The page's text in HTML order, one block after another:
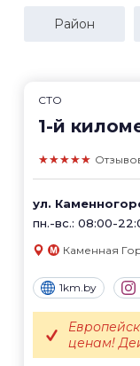
Район
СТО
1-й
★★★★★
ул.
пн.-вс.: 08:00-
Каменная
1km.by
ценам!